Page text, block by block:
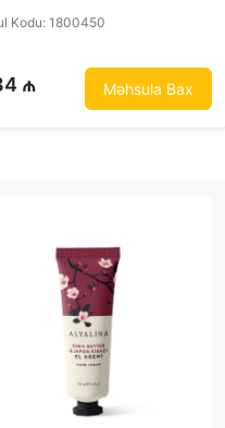
Kodu: 1800450
₼ Məhsula Bax